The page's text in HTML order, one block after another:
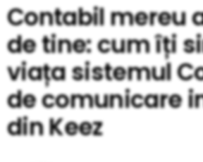
Contabil mereu
de tine: cum îți
viața sistemul
de comunicare
din Keez